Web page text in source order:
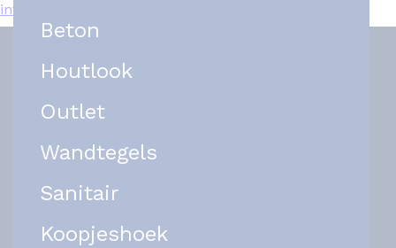
info@het-tegelplein.nl
Beton
Houtlook
Outlet
Wandtegels
Sanitair
Koopjeshoek